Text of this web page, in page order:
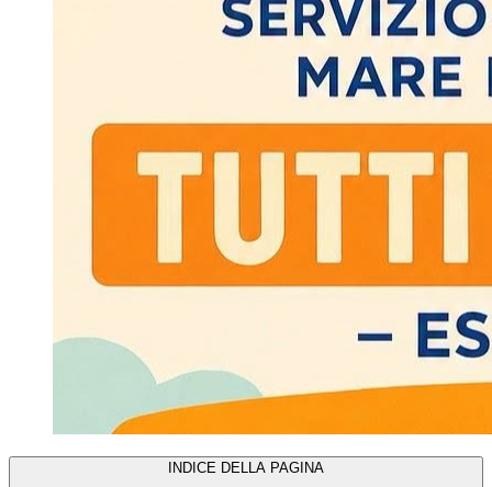
INDICE DELLA PAGINA